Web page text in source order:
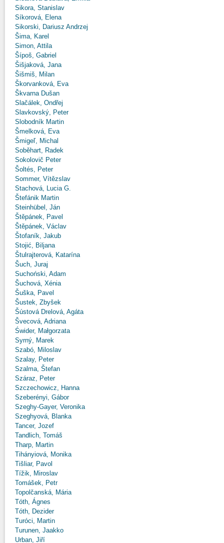
Sikora, Stanislav
Síkorová, Elena
Sikorski, Dariusz Andrzej
Šima, Karel
Simon, Attila
Šípoš, Gabriel
Šišjaková, Jana
Šišmiš, Milan
Škorvanková, Eva
Škvarna Dušan
Slačálek, Ondřej
Slavkovský, Peter
Slobodník Martin
Šmelková, Eva
Šmigeľ, Michal
Soběhart, Radek
Sokolovič Peter
Šoltés, Peter
Sommer, Vítězslav
Stachová, Lucia G.
Štefánik Martin
Steinhübel, Ján
Štěpánek, Pavel
Štěpánek, Václav
Štofaník, Jakub
Stojić, Biljana
Štulrajterová, Katarína
Šuch, Juraj
Suchoński, Adam
Šuchová, Xénia
Šuška, Pavel
Šustek, Zbyšek
Šústová Drelová, Agáta
Švecová, Adriana
Świder, Małgorzata
Syrný, Marek
Szabó, Miloslav
Szalay, Peter
Szalma, Štefan
Száraz, Peter
Szczechowicz, Hanna
Szeberényi, Gábor
Szeghy-Gayer, Veronika
Szeghyová, Blanka
Tancer, Jozef
Tandlich, Tomáš
Tharp, Martin
Tihányiová, Monika
Tišliar, Pavol
Tížik, Miroslav
Tomášek, Petr
Topolčanská, Mária
Tóth, Ágnes
Tóth, Dezider
Turóci, Martin
Turunen, Jaakko
Urban, Jiří